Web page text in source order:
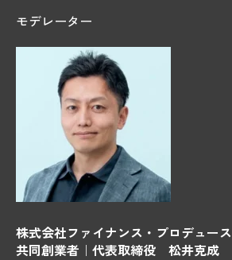
モデレーター
株式会社ファイナンス・プロデュース
共同創業者｜代表取締役 松井克成